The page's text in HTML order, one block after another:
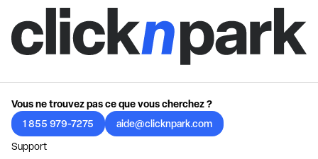
Vous ne trouvez pas ce que vous cherchez ?
1 855 979-7275
aide@clicknpark.com
Support